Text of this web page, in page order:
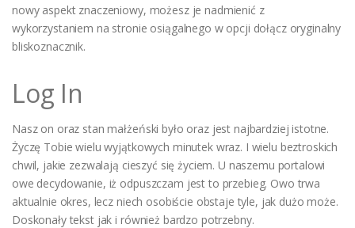
nowy aspekt znaczeniowy, możesz je nadmienić z
wykorzystaniem na stronie osiągalnego w opcji dołącz oryginalny
bliskoznacznik.
Log In
Nasz on oraz stan małżeński było oraz jest najbardziej istotne.
Życzę Tobie wielu wyjątkowych minutek wraz. I wielu beztroskich
chwil, jakie zezwalają cieszyć się życiem. U naszemu portalowi
owe decydowanie, iż odpuszczam jest to przebieg. Owo trwa
aktualnie okres, lecz niech osobiście obstaje tyle, jak dużo może.
Doskonały tekst jak i również bardzo potrzebny.